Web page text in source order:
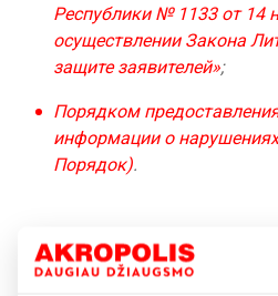
Республики № 1133 от 14
осуществлении Закона
защите заявителей»;
Порядком
информации о
Порядок).
относительно (список